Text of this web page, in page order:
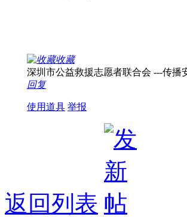
收藏
深圳市公益救援志愿者联合会 ---传播
回复
使用道具 举报
返回列表